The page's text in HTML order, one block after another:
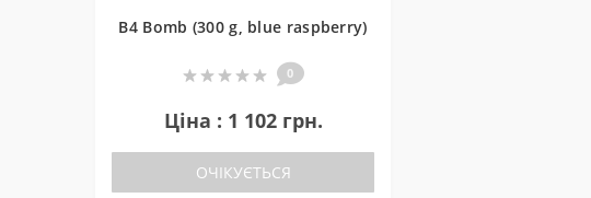
B4 Bomb (300 g, blue raspberry)
0
Ціна : 1 102 грн.
ОЧІКУЄТЬСЯ